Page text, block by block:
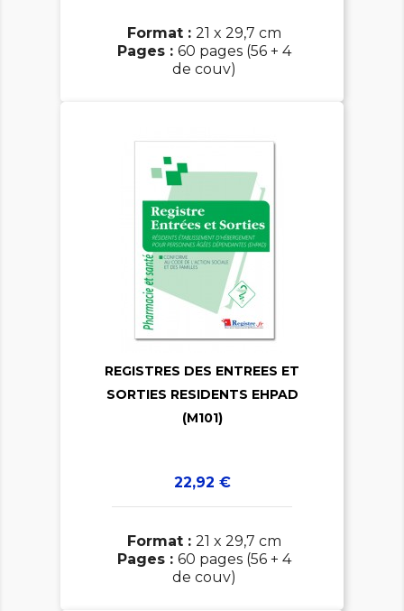
Format : 21 x 29,7 cm
Pages : 60 pages (56 + 4
de couv)


REGISTRES DES ENTREES ET
SORTIES RESIDENTS EHPAD
(M101)
Prix
22,92 €
Format : 21 x 29,7 cm
Pages : 60 pages (56 + 4
de couv)